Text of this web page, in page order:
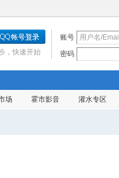
账号
密码
，快速开始
场 霍市影音 灌水专区